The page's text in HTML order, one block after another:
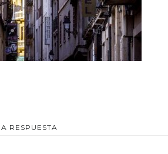
RESPUESTA